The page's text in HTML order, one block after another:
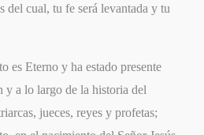
del cual, tu fe será levantada y tu
es Eterno y ha estado presente
y a lo largo de la historia del
jueces, reyes y profetas;